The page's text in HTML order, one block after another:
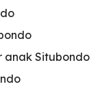
anak Situbondo